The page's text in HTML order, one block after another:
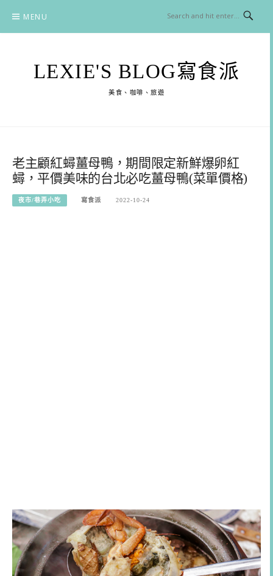
content
MENU
LEXIE'S BLOG寫食派
美食、咖啡、旅遊
老主顧紅蟳薑母鴨，期間限定新鮮爆卵紅
蟳，平價美味的台北必吃薑母鴨(菜單價格)
夜市/巷弄小吃 寫食派 2022-10-24